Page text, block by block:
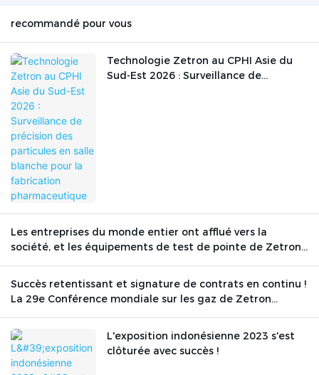
recommandé pour vous
Technologie Zetron au CPHI Asie du
Sud-Est 2026 : Surveillance de
Les entreprises du monde entier ont afflué vers la
société, et les équipements de test de pointe de Zetron
Succès retentissant et signature de contrats en continu !
La 29e Conférence mondiale sur les gaz de Zetron
L'exposition indonésienne 2023 s'est
clôturée avec succès !